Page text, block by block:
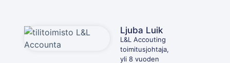
Ljuba Luik
L&L Accouting
toimitusjohtaja,
yli 8 vuoden